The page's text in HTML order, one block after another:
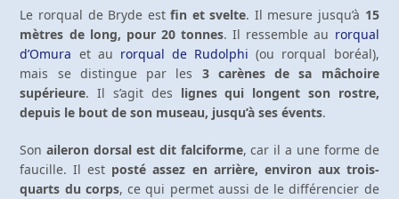
Le rorqual de Bryde estfin et svelte. Il mesure jusqu’à 15
mètres de long, pour 20 tonnes. Il ressemble au rorqual
d’Omura et au rorqual de Rudolphi (ou rorqual boréal),
mais se distingue par les 3 carènes de sa mâchoire
supérieure. Il s’agit des lignes qui longent son rostre,
depuis le bout de son museau, jusqu’à ses évents.
Sonaileron dorsal est dit falciforme, car il a une forme de
faucille. Il est posté assez en arrière, environ aux trois-
quarts du corps, ce qui permet aussi de le différencier de